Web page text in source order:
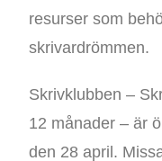
resurser som
skrivardrömmen.
Skrivklubben –
12 månader – är
den 28 april.